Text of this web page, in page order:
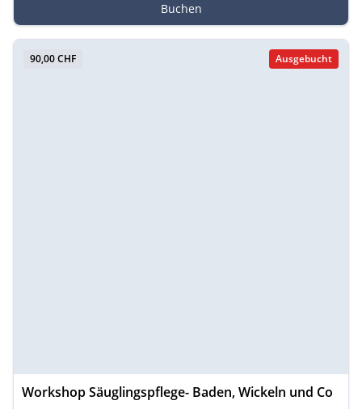
Buchen
90,00 CHF Ausgebucht
Workshop Säuglingspflege- Baden, Wickeln und Co